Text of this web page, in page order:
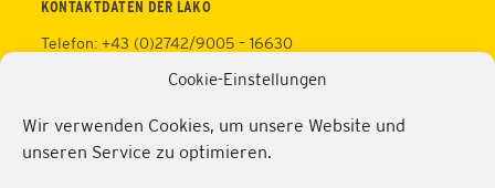
Cookie-Einstellungen
Wir verwenden Cookies, um unsere Website und
unseren Service zu optimieren.
KONTAKTDATEN DER LAKO
Telefon: +43 (0)2742/9005 – 16630
https://lako.at
Datenschutz
Impressum